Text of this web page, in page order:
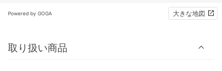
Powered by GOGA 大きな地図
取り扱い商品